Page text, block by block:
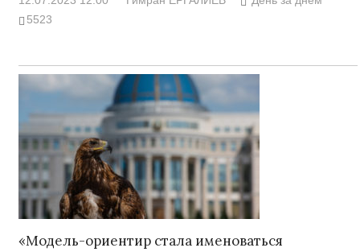
5523
«Модель-ориентир стала именоваться